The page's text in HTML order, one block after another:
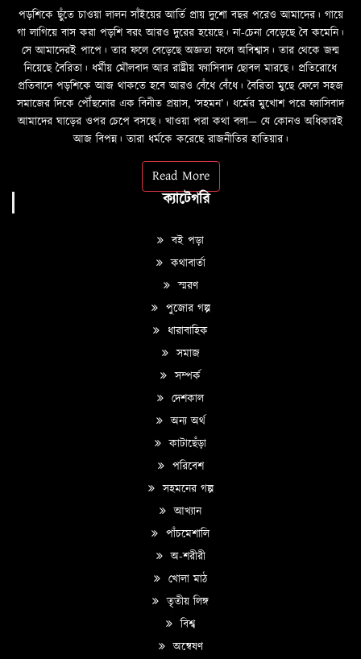
পড়শিকে ছুঁতে চাওয়া লালন সাঁইয়ের আর্তি প্রায় দুশো বছর পরেও আমাদের। গায়ে
গা লাগিয়ে বাস করা পড়শি বরং আরও দুরের হয়েছে। না-চেনা বেড়েছে বৈ কমেনি।
সে আমাদেরই পাপে। তার ফলে বেড়েছে অজ্ঞতা ফলে অবিশ্বাস। তার থেকে জন্ম
নিয়েছে বৈরিতা। ধর্মীয় মৌলবাদ আর রাষ্ট্রীয় ফ্যাসিবাদ ছোবল মারছে। প্রতিরোধে
প্রতিবাদে পড়শিকে আজ থাকতে হবে আরও বেঁধে বেঁধে। বৈরিতা মুছে ফেলে সহজ
সমাজের দিকে পৌঁছনোর এক বিনীত প্রয়াস, ‘সহমন’। ধর্মের মুখোশ পরে ফ্যাসিবাদ
আমাদের ঘাড়ের ওপর চেপে বসছে। খাওয়া পরা কথা বলা—­­ যে কোনও অধিকারই
আজ বিপন্ন। তারা ধর্মকে করেছে রাজনীতির হাতিয়ার।
Read More
ক্যাটেগরি
বই পড়া
কথাবার্তা
স্মরণ
পুজোর গল্প
ধারাবাহিক
সমাজ
সম্পর্ক
দেশকাল
অন্য অর্থ
কাটাছেঁড়া
পরিবেশ
সহমনের গল্প
আখ্যান
পাঁচমেশালি
অ-শরীরী
খোলা মাঠ
তৃতীয় লিঙ্গ
বিশ্ব
অন্বেষণ